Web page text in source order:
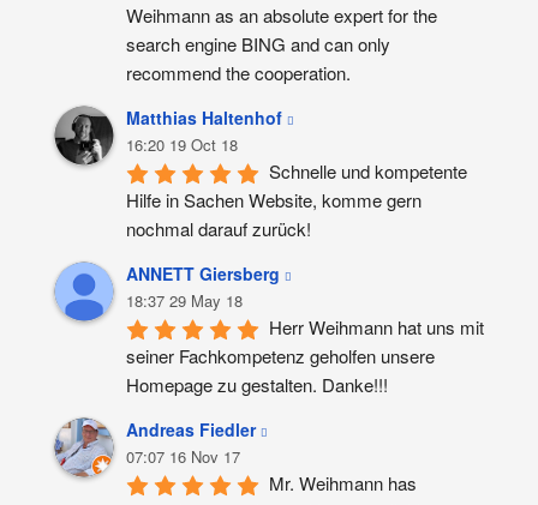
Weihmann as an absolute expert for the
search engine BING and can only
recommend the cooperation.
Matthias Haltenhof
16:20 19 Oct 18
Schnelle und kompetente
Hilfe in Sachen Website, komme gern
nochmal darauf zurück!
ANNETT Giersberg
18:37 29 May 18
Herr Weihmann hat uns mit
seiner Fachkompetenz geholfen unsere
Homepage zu gestalten. Danke!!!
Andreas Fiedler
07:07 16 Nov 17
Mr. Weihmann has